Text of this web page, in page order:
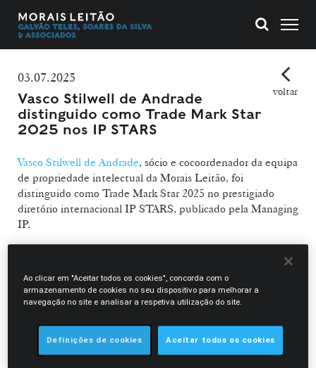
03.07.2025
Vasco Stilwell de Andrade
distinguido como Trade Mark Star
2025 nos IP STARS
voltar
Vasco Stilwell de Andrade, sócio e cocoordenador da equipa
de propriedade intelectual da Morais Leitão, foi
distinguido como Trade Mark Star 2025 no prestigiado
diretório internacional IP STARS, publicado pela Managing
IP.
advogados mais destacados nesta área em mais de 70
jurisdições. A seleção baseia-se numa análise independente
especialistas do setor, bem como a reputação profissional e
o histórico de atuação em projetos relevantes.
Ao clicar em "Aceitar todos os cookies", concorda com o
armazenamento de cookies no seu dispositivo para melhorar a
navegação no site e analisar a respetiva utilização do site.
Definições de cookies Aceitar todos os cookies